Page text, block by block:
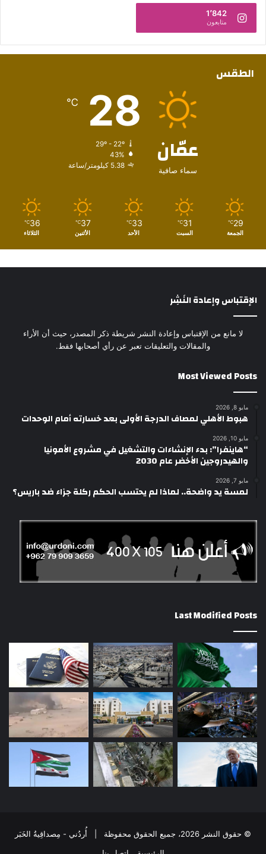
1٬842
متابعون
الطقس
عمّان
سماء صافية
28
℃
29º - 22º
43%
5.38 كيلومتر/ساعة
29
℃
الجمعة
31
℃
السبت
33
℃
الأحد
37
℃
الأثنين
36
℃
الثلاثاء
الإقتباس وإعادة النَشِر
لا مانع من الإقتباس وإعادة النشر شريطة ذكر المصدر، حيث أن الأراء
والمقالات والتعليقات تعبر عن رأي أصحابها فقط.
Most Viewed Posts
مايو 8, 2026
هبوط الأهلي لمصاف الدرجة الأولى بعد خسارته أمام الوحدات
مايو 10, 2026
“هاينفرا”: بدء الإنشاءات والتشغيل في مشروع الأمونيا
والهيدروجين الأخضر عام 2030
مايو 7, 2026
لمسة يد واضحة.. لماذا لم يحتسب الحكم ركلة جزاء ضد باريس؟
Last Modified Posts
© حقوق النشر 2026، جميع الحقوق محفوظة | أُردُني - مِصداقِيةُ الخَبَر